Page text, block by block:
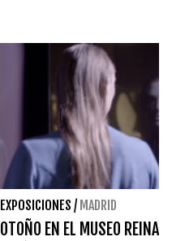
EXPOSICIONES / MADRID
OTOÑO EN EL MUSEO REINA